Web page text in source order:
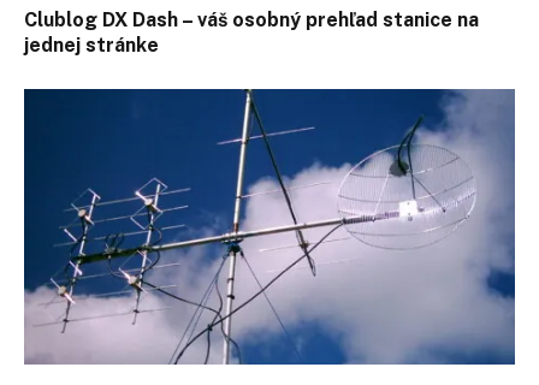
Clublog DX Dash – váš osobný prehľad stanice na
jednej stránke